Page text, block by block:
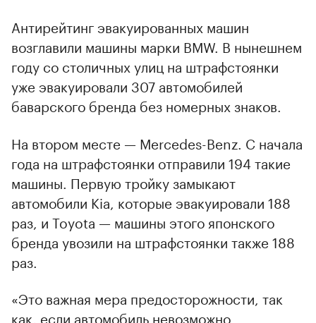
Антирейтинг эвакуированных машин
возглавили машины марки BMW. В нынешнем
году со столичных улиц на штрафстоянки
уже эвакуировали 307 автомобилей
баварского бренда без номерных знаков.
На втором месте — Mercedes-Benz. С начала
года на штрафстоянки отправили 194 такие
машины. Первую тройку замыкают
автомобили Kia, которые эвакуировали 188
раз, и Toyota — машины этого японского
бренда увозили на штрафстоянки также 188
раз.
«Это важная мера предосторожности, так
как, если автомобиль невозможно